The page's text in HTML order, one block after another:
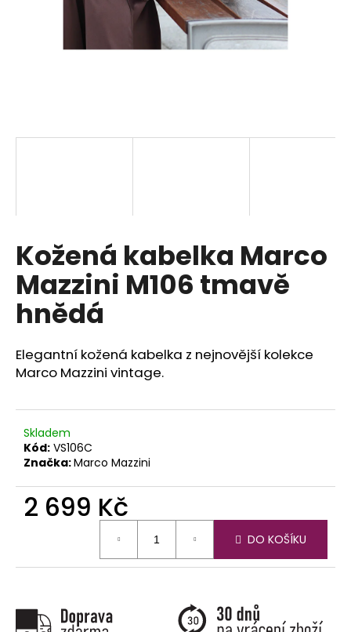
Kožená kabelka Marco
Mazzini M106 tmavě
hnědá
Elegantní kožená kabelka z nejnovější kolekce
Marco Mazzini vintage.
Skladem
Kód: VS106C
Značka:Marco Mazzini
2 699 Kč
DO KOŠÍKU
D
o
p
o
r
č
u
e
m
e